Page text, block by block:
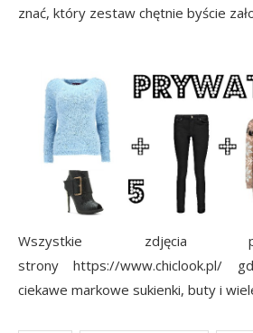
znać, który zestaw chętnie byście
Wszystkie zdjęcia
strony https://www.chiclook.pl/
ciekawe markowe sukienki, buty i